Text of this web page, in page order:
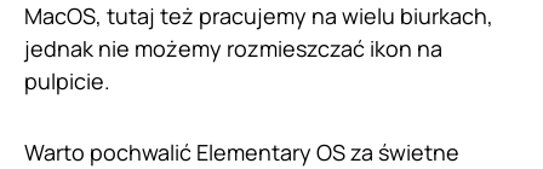
MacOS, tutaj też pracujemy na wielu biurkach,
jednak nie możemy rozmieszczać ikon na
pulpicie.
Warto pochwalić Elementary OS za świetne